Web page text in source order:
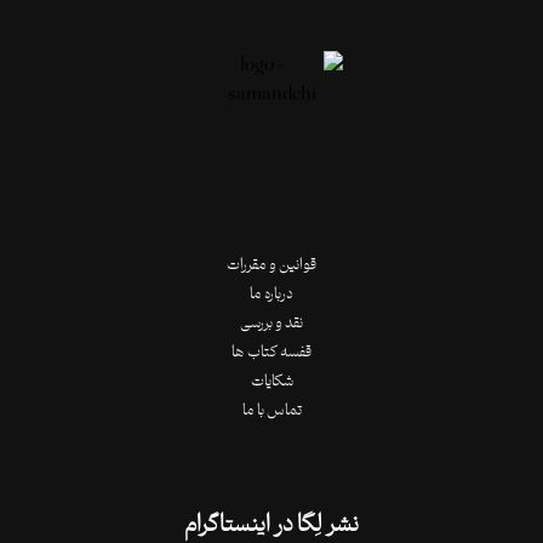
قوانین و مقررات
درباره ما
نقد و بررسی
قفسه کتاب ها
شکایات
تماس با ما
نشر لِگا در اینستاگرام